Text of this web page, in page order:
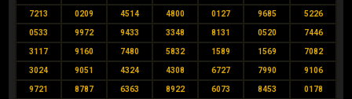
7213 0209 4514 4800 0127 9685 5226
0533 9972 9433 3348 8131 0520 7446
3117 9160 7480 5832 1589 1569 7082
3024 9051 4324 4308 6727 7990 9106
9721 8787 6363 8922 6073 8453 0178